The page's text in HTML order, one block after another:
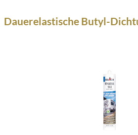
Dauerelastische Butyl-